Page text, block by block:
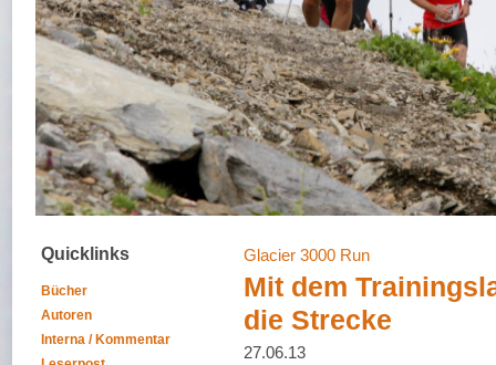
Quicklinks
Bücher
Autoren
Interna / Kommentar
Glacier 3000 Run
Mit dem
die Strecke
27.06.13